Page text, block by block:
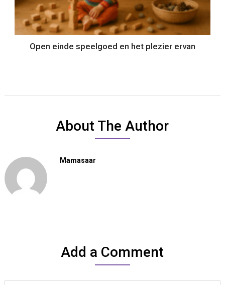
Open einde speelgoed en het plezier ervan
About The Author
Mamasaar
Add a Comment